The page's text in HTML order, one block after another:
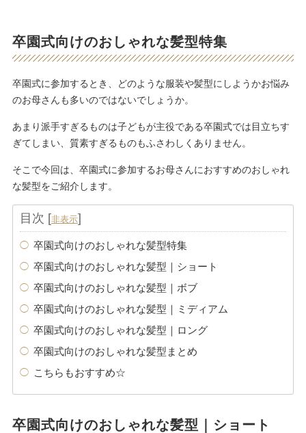
卒園式向けのおしゃれな髪型特集
卒園式に参加するとき、どのような服装や髪型にしようかお悩み
のお母さんも多いのではないでしょうか。
あまり派手すぎるものは子どもが主役である卒園式では目立ちす
ぎてしまい、質素すぎるものもふさわしくありません。
そこで今回は、卒園式に参加するお母さんにおすすめのおしゃれ
な髪型をご紹介します。
目次 [非表示]
卒園式向けのおしゃれな髪型特集
卒園式向けのおしゃれな髪型｜ショート
卒園式向けのおしゃれな髪型｜ボブ
卒園式向けのおしゃれな髪型｜ミディアム
卒園式向けのおしゃれな髪型｜ロング
卒園式向けのおしゃれな髪型まとめ
こちらもおすすめ☆
卒園式向けのおしゃれな髪型｜ショート